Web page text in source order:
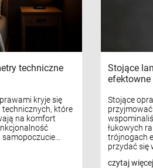
techniczne
kryje się
które
na komfort
Stojące
Stojące
łukowych
trójnogach
przydać się
czytaj